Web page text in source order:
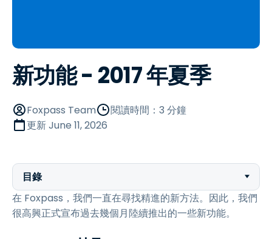
新功能 - 2017 年夏季
Foxpass Team
閱讀時間：3 分鐘
更新June 11, 2026
目錄
在 Foxpass，我們一直在尋找精進的新方法。因此，我們
很高興正式宣布過去幾個月陸續推出的一些新功能。